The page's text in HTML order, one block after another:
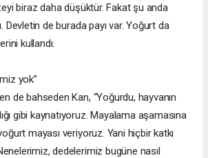
biraz daha düşüktür. Fakat şu anda
Devletin de burada payı var. Yoğurt da
kullandı.
yok”
de bahseden Kan, “Yoğurdu, hayvanın
gibi kaynatıyoruz. Mayalama aşamasına
mayası veriyoruz. Yani hiçbir katkı
dedelerimiz bugüne nasıl